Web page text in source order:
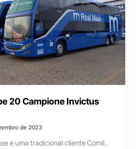
20 Campione Invictus
de 2023
é uma tradicional cliente Comil..